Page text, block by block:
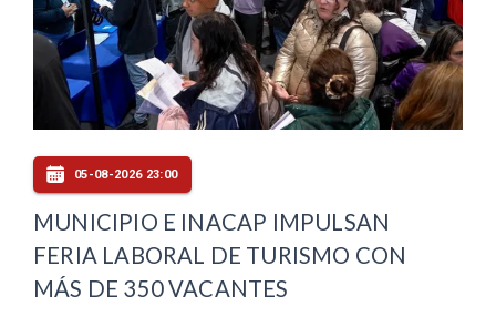
05-08-2026 23:00
MUNICIPIO E INACAP IMPULSAN
FERIA LABORAL DE TURISMO CON
MÁS DE 350 VACANTES